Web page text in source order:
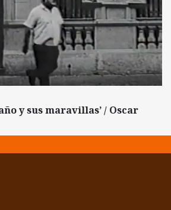
y sus maravillas’ / Oscar